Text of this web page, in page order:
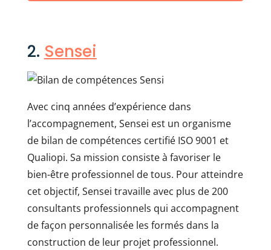
2. Sensei
Avec cinq années d’expérience dans
l’accompagnement, Sensei est un organisme
de bilan de compétences certifié ISO 9001 et
Qualiopi. Sa mission consiste à favoriser le
bien-être professionnel de tous. Pour atteindre
cet objectif, Sensei travaille avec plus de 200
consultants professionnels qui accompagnent
de façon personnalisée les formés dans la
construction de leur projet professionnel.